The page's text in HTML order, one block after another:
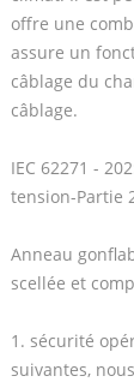
offre une
assure un
câblage du
câblage.
IEC 62271 -
tension-Partie
Anneau
scellée et
1. sécurité
suivantes,